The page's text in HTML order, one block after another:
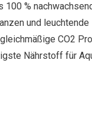
100 %
und leuchtende
CO2
Nährstoff für